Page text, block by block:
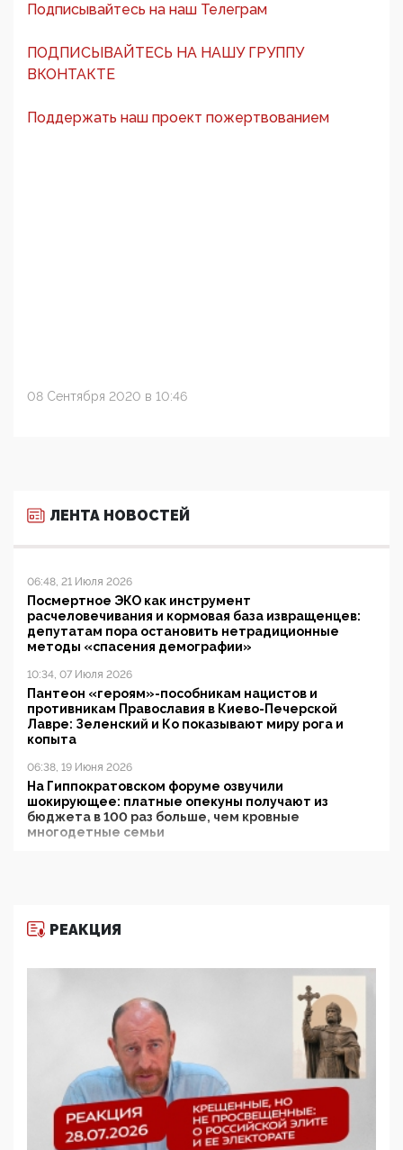
Подписывайтесь на наш Телеграм
ПОДПИСЫВАЙТЕСЬ НА НАШУ ГРУППУ
ВКОНТАКТЕ
Поддержать наш проект пожертвованием
08 Сентября 2020 в 10:46
ЛЕНТА НОВОСТЕЙ
06:48, 21 Июля 2026
Посмертное ЭКО как инструмент
расчеловечивания и кормовая база извращенцев:
депутатам пора остановить нетрадиционные
методы «спасения демографии»
10:34, 07 Июля 2026
Пантеон «героям»-пособникам нацистов и
противникам Православия в Киево-Печерской
Лавре: Зеленский и Ко показывают миру рога и
копыта
06:38, 19 Июня 2026
На Гиппократовском форуме озвучили
шокирующее: платные опекуны получают из
бюджета в 100 раз больше, чем кровные
многодетные семьи
11:53, 09 Июня 2026
деятельность ИИТО ЮНЕСКО в России, но
цифроглобалисты продолжают определять
повестку в образовании
09:43, 01 Июня 2026
5G за счет здоровья граждан: Минцифры намерено
отобрать у регионов и муниципалитетов право
защищать жилые дома и социальные объекты от
05:58, 26 Мая 2026
Роскомнадзор освободили от борца с
РЕАКЦИЯ